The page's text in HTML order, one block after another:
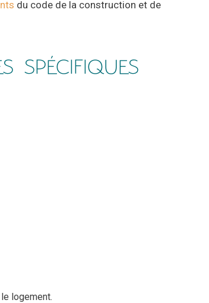
du code de la construction et de
SPÉCIFIQUES
logement.